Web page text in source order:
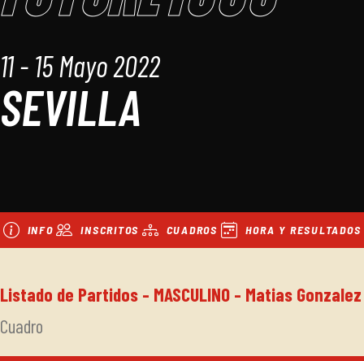
11 - 15 Mayo 2022
SEVILLA
INFO INSCRITOS CUADROS HORA Y RESULTADOS
Listado de Partidos - MASCULINO - Matias Gonzalez
Cuadro